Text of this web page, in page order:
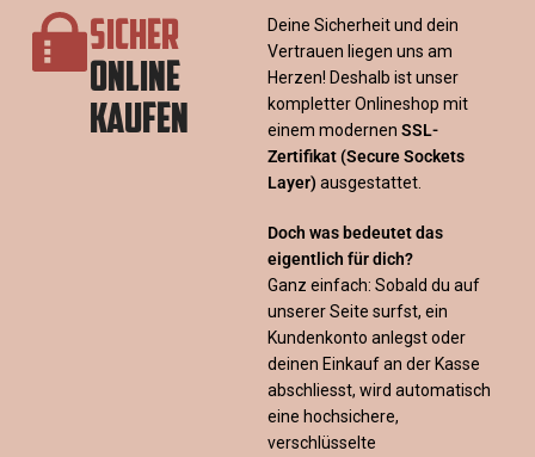
SICHER
ONLINE
KAUFEN
Deine Sicherheit und dein
Vertrauen liegen uns am
Herzen! Deshalb ist unser
kompletter Onlineshop mit
einem modernen SSL-
Zertifikat (Secure Sockets
Layer) ausgestattet.
Doch was bedeutet das
eigentlich für dich?
Ganz einfach: Sobald du auf
unserer Seite surfst, ein
Kundenkonto anlegst oder
deinen Einkauf an der Kasse
abschliesst, wird automatisch
eine hochsichere,
verschlüsselte